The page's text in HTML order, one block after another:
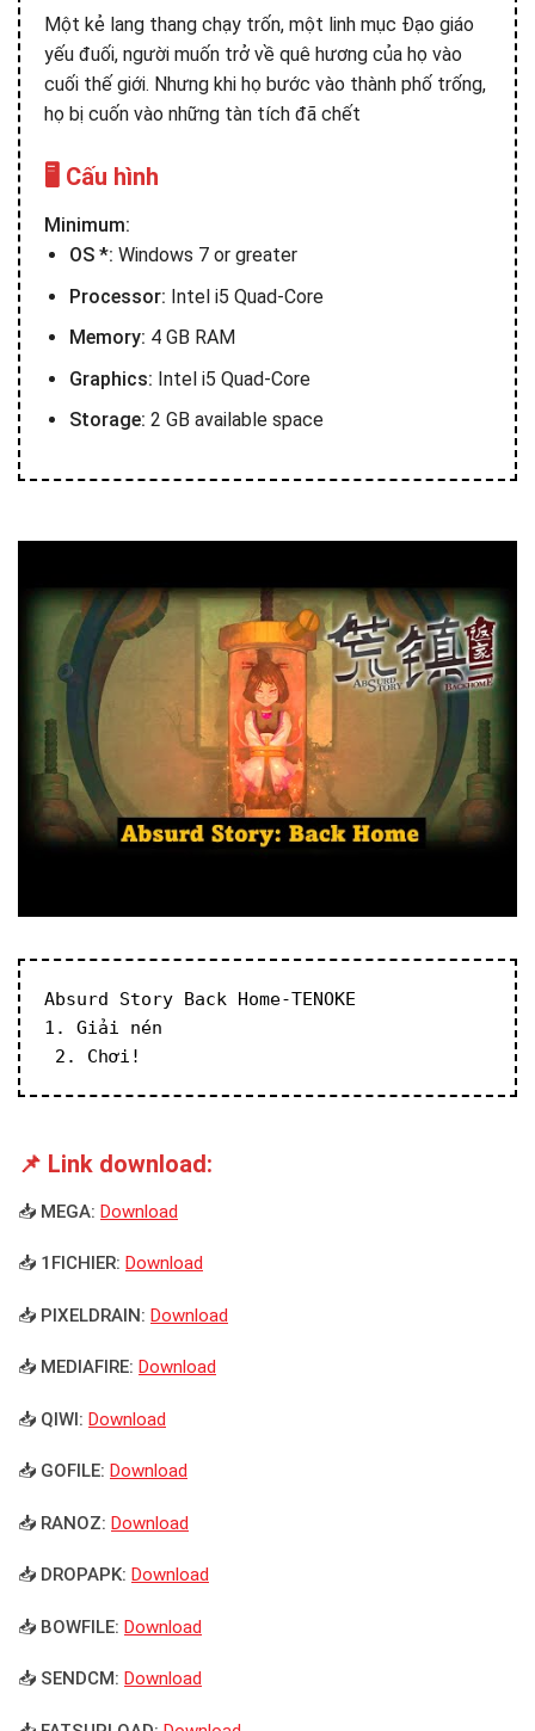
Một kẻ lang thang chạy trốn, một linh mục Đạo giáo
yếu đuối, người muốn trở về quê hương của họ vào
cuối thế giới. Nhưng khi họ bước vào thành phố trống,
họ bị cuốn vào những tàn tích đã chết
🖥️ Cấu hình
Minimum:
OS *: Windows 7 or greater
Processor: Intel i5 Quad-Core
Memory: 4 GB RAM
Graphics: Intel i5 Quad-Core
Storage: 2 GB available space
Absurd Story Back Home-TENOKE
1. Giải nén
2. Chơi!
📌 Link download:
📥 MEGA: Download
📥 1FICHIER: Download
📥 PIXELDRAIN: Download
📥 MEDIAFIRE: Download
📥 QIWI: Download
📥 GOFILE: Download
📥 RANOZ: Download
📥 DROPAPK: Download
📥 BOWFILE: Download
📥 SENDCM: Download